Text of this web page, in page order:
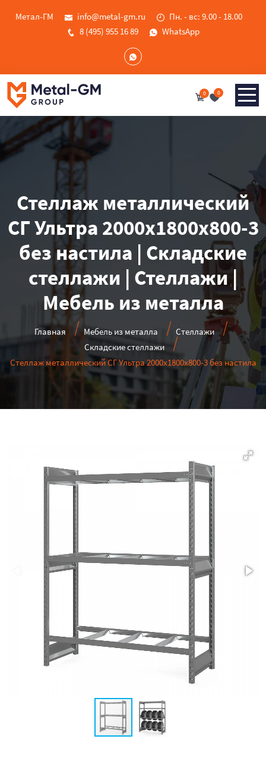
Метал-ГМ info@metal-gm.ru
Пн. - вс: 9.00 - 18.00
8 (495) 955 16 89
WhatsApp
0 0
Стеллаж металлический
СГ Ультра 2000x1800x800-3
без настила | Складские
стеллажи | Стеллажи |
Мебель из металла
Главная Мебель из металла
Стеллажи
Складские стеллажи
Стеллаж металлический СГ Ультра 2000x1800x800-3 без настила